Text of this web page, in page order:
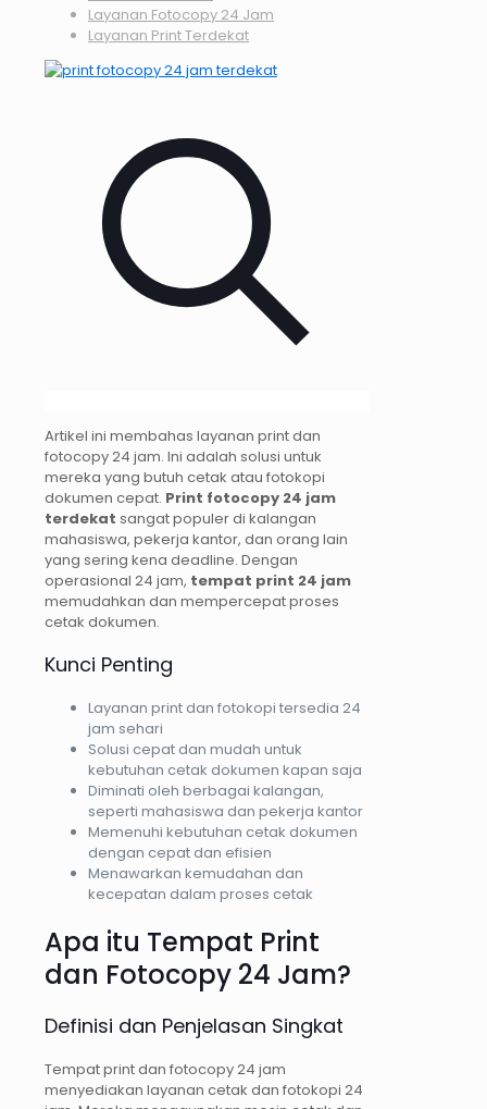
Layanan Fotocopy 24 Jam
Layanan Print Terdekat
Artikel ini membahas layanan print dan
fotocopy 24 jam. Ini adalah solusi untuk
mereka yang butuh cetak atau fotokopi
dokumen cepat. Print fotocopy 24 jam
terdekat sangat populer di kalangan
mahasiswa, pekerja kantor, dan orang lain
yang sering kena deadline. Dengan
operasional 24 jam, tempat print 24 jam
memudahkan dan mempercepat proses
cetak dokumen.
Kunci Penting
Layanan print dan fotokopi tersedia 24
jam sehari
Solusi cepat dan mudah untuk
kebutuhan cetak dokumen kapan saja
Diminati oleh berbagai kalangan,
seperti mahasiswa dan pekerja kantor
Memenuhi kebutuhan cetak dokumen
dengan cepat dan efisien
Menawarkan kemudahan dan
kecepatan dalam proses cetak
Apa itu Tempat Print
dan Fotocopy 24 Jam?
Definisi dan Penjelasan Singkat
Tempat print dan fotocopy 24 jam
menyediakan layanan cetak dan fotokopi 24